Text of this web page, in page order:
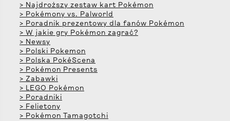
> Najdroższy zestaw kart Pokémon
> Pokémony vs. Palworld
> Poradnik prezentowy dla fanów Pokémon
> W jakie gry Pokémon zagrać?
> Newsy
> Polski Pokemon
> Polska PokéScena
> Pokémon Presents
> Zabawki
> LEGO Pokémon
> Poradniki
> Felietony
> Pokémon Tamagotchi